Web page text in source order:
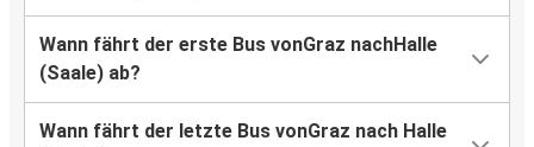
Wann fährt der erste Bus vonGraz nachHalle
(Saale) ab?
Wann fährt der letzte Bus vonGraz nach Halle